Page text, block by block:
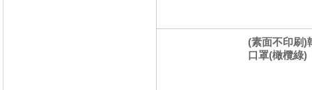
(素面不印刷)
口罩(橄欖綠)